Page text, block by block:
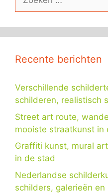
Recente berichten
Verschillende
schilderen, realistisch
Street art route,
mooiste straatkunst in
Graffiti kunst, mural
in de stad
Nederlandse
schilders, galerieën en